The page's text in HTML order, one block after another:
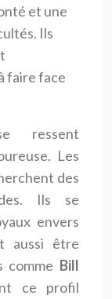
et une
Ils
faire face
ressent
Les
des
Ils se
envers
aussi être
comme Bill
ce profil